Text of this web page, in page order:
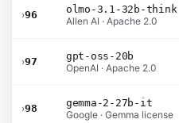
›96
olmo-3.1-32b-think
Allen AI · Apache 2.0
›97
gpt-oss-20b
OpenAI · Apache 2.0
›98
gemma-2-27b-it
Google · Gemma license